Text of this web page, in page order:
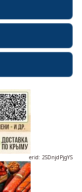
erid: 2SDnjcrDNw6